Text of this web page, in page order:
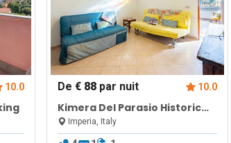
10.0 De € 88par nuit 10.0
Kimera Del Parasio Historic
Apartment for 4
Imperia, Italy